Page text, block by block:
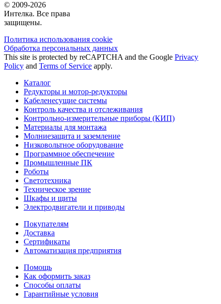
© 2009-2026
Интелка. Все права
защищены.
Политика использования сookie
Обработка персональных данных
This site is protected by reCAPTCHA and the Google Privacy
Policy and Terms of Service apply.
Каталог
Редукторы и мотор-редукторы
Кабеленесущие системы
Контроль качества и отслеживания
Контрольно-измерительные приборы (КИП)
Материалы для монтажа
Молниезащита и заземление
Низковольтное оборудование
Программное обеспечение
Промышленные ПК
Роботы
Светотехника
Техническое зрение
Шкафы и щиты
Электродвигатели и приводы
Покупателям
Доставка
Сертификаты
Автоматизация предприятия
Помощь
Как оформить заказ
Способы оплаты
Гарантийные условия